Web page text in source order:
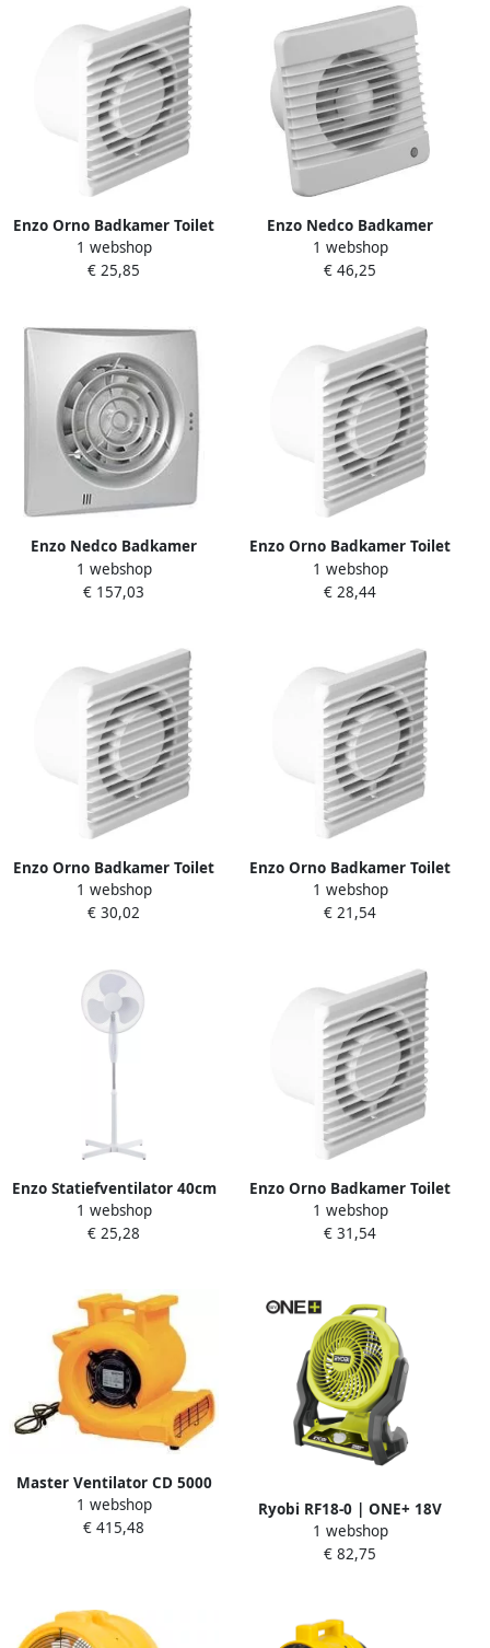
Enzo Orno Badkamer Toilet
ventilator wit 125mm
8611050
1 webshop
€ 25,85
Enzo Nedco Badkamer
Toilet ventilator MT100 wit
100mm + timer 8610015
1 webshop
€ 46,25
Enzo Nedco Badkamer
Toilet ventilator S125 grijs
125mm 8610053
1 webshop
€ 157,03
Enzo Orno Badkamer Toilet
ventilator wit 100mm +
timer 8611010
1 webshop
€ 28,44
Enzo Orno Badkamer Toilet
ventilator wit 125mm +
timer 8611060
1 webshop
€ 30,02
Enzo Orno Badkamer Toilet
ventilator wit 100mm
8611000
1 webshop
€ 21,54
Enzo Statiefventilator 40cm
draaiend 40W wit 8652573
1 webshop
€ 25,28
Enzo Orno Badkamer Toilet
ventilator wit 125mm +
timer en sensor 8611070
1 webshop
€ 31,54
Master Ventilator CD 5000
CD5000
1 webshop
€ 415,48
Ryobi RF18-0 | ONE+ 18V
Accu WHISPER™ Ventilator
(excl. accu) 5133005596
1 webshop
€ 82,75